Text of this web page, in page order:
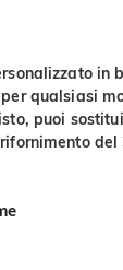
in
qualsiasi
puoi
del